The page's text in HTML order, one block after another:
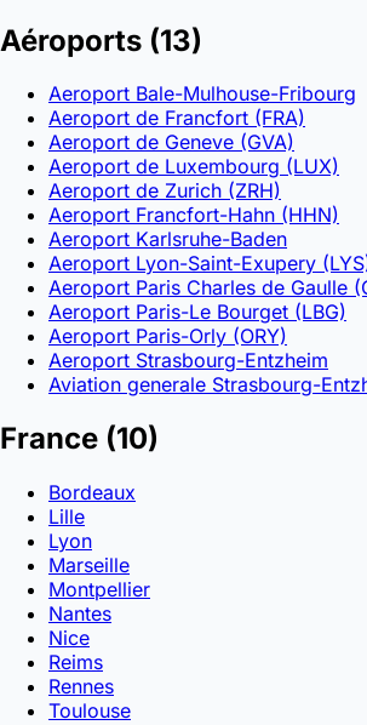
Aéroports (13)
Aeroport Bale-Mulhouse-Fribourg
Aeroport de Francfort (FRA)
Aeroport de Geneve (GVA)
Aeroport de Luxembourg (LUX)
Aeroport de Zurich (ZRH)
Aeroport Francfort-Hahn (HHN)
Aeroport Karlsruhe-Baden
Aeroport Lyon-Saint-Exupery
Aeroport Paris Charles de Gaulle
Aeroport Paris-Le Bourget (LBG)
Aeroport Paris-Orly (ORY)
Aeroport Strasbourg-Entzheim
Aviation generale Strasbourg-
France (10)
Bordeaux
Lille
Lyon
Marseille
Montpellier
Nantes
Nice
Reims
Rennes
Toulouse